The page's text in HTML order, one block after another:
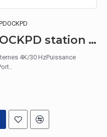
i-tec C31DUALDPDOCKPD station d'accueil Avec fil USB 3.2 Gen 1 (3.1 Gen 1) Type-C Noir
4K/30 HzPuissance